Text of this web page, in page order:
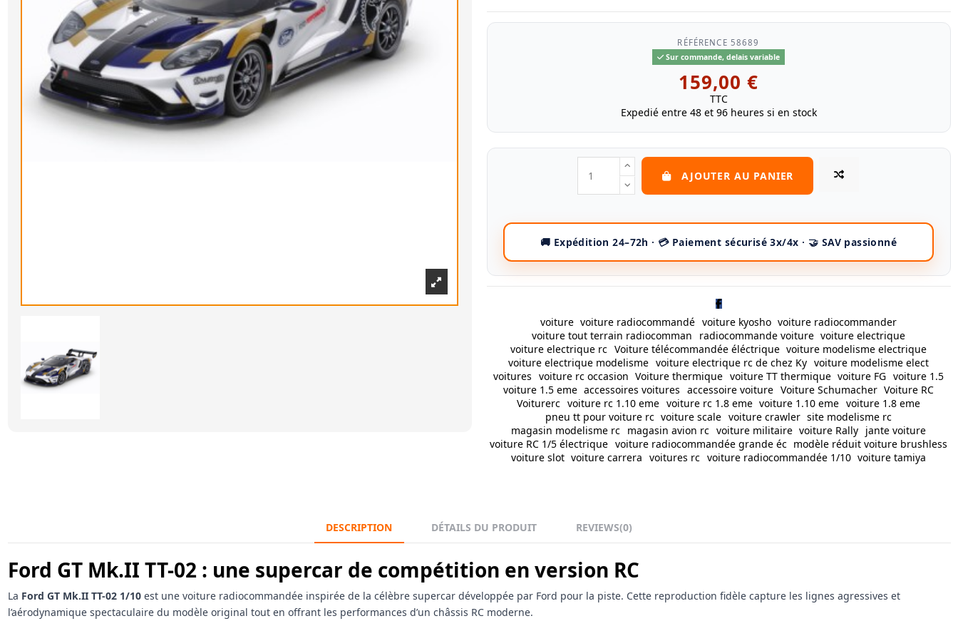
RÉFÉRENCE 58689
Sur commande, delais variable
159,00 €
TTC
Expedié entre 48 et 96 heures si en stock
AJOUTER AU PANIER
voiture voiture radiocommandé voiture kyosho voiture radiocommander
voiture tout terrain radiocomman
radiocommande voiture voiture electrique
voiture electrique rc Voiture télécommandée éléctrique voiture modelisme electrique
voiture electrique modelisme voiture electrique rc de chez Ky voiture modelisme elect
voitures voiture rc occasion Voiture thermique voiture TT thermique voiture FG voiture 1.5
voiture 1.5 eme accessoires voitures accessoire voiture Voiture Schumacher Voiture RC
Voiturerc voiture rc 1.10 eme voiture rc 1.8 eme voiture 1.10 eme voiture 1.8 eme
pneu tt pour voiture rc voiture scale voiture crawler site modelisme rc
magasin modelisme rc magasin avion rc voiture militaire voiture Rally jante voiture
voiture RC 1/5 électrique voiture radiocommandée grande éc modèle réduit voiture brushless
voiture slot voiture carrera voitures rc voiture radiocommandée 1/10 voiture tamiya
DESCRIPTION DÉTAILS DU PRODUIT REVIEWS(0)
Ford GT Mk.II TT-02 : une supercar de compétition en version RC
La Ford GT Mk.II TT-02 1/10est une voiture radiocommandée inspirée de la célèbre supercar développée par Ford pour la piste. Cette reproduction fidèle capture les lignes agressives et
l’aérodynamique spectaculaire du modèle original tout en offrant les performances d’un châssis RC moderne.